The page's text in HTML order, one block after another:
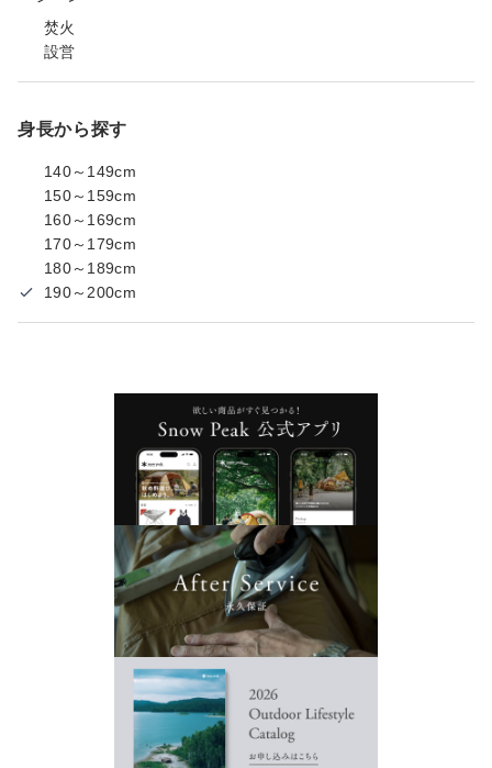
焚火
設営
身長から探す
140～149cm
150～159cm
160～169cm
170～179cm
180～189cm
190～200cm